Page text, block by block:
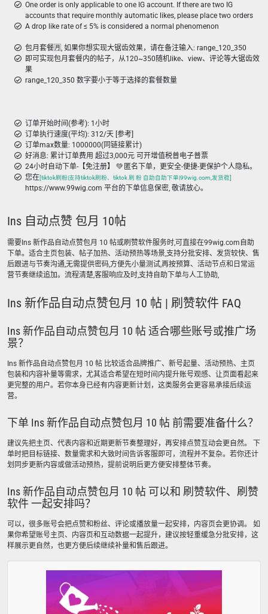
One order is only applicable to one IG account. If there are two IG
accounts that require monthly automatic likes, please place two orders
A drop like rate of ≤ 5% is considered a normal phenomenon
包月套餐🈷️, 如果你想实现大锯齿效果，请在备注输入: range_120_350
即可实现包月套餐内的帖子，从120~350随机like、view、评论等大锯齿效
果
range_120_350 数字要小于等于选择的套餐数量
订单开始时间(参考): 1小时
订单执行速度(平均): 312/天 [参考]
订单max数量: 1000000(同链接累计)
好消息: 累计订单费用 超过3,000元 可开增值税普电子普票
24小时自动下单-【免注册】 💚 匿名下单，更安全-便捷-更保护个人隐私。
您在[tiktok刷粉|支持tiktok刷粉、tiktok 刷 粉 自助自助下单|99wig.com,发货稳]
https://www.99wig.com 平台的下单信息保密, 敬请放心。
Ins 自动点赞 包月 10帖
需要Ins 新作品自动点赞包月 10 帖或刷赞软件服务时,可直接在99wig.com自助
下单。适合主页包装、帖子加热、活动预热等场景,支持分批安排、发货较快、售
后跟进与节奏沟通,无需提供密码,方便先小量测试,再按预算、活动节点和日常运
营节奏继续追加。流程清楚,客服响应及时,支持自助下单与人工协助,
Ins 新作品自动点赞包月 10 帖 | 刷赞软件 FAQ
Ins 新作品自动点赞包月 10 帖 适合哪些账号或推广场
景？
Ins 新作品自动点赞包月 10 帖 比较适合品牌推广、新号起量、活动预热、主页
包装和内容补量等需求，尤其适合希望在短时间内提升账号观感、让页面看起来
更完整的用户。若你本身已经有内容更新计划，这类服务会更容易承接后续运
营。
下单 Ins 新作品自动点赞包月 10 帖 前需要准备什么？
建议先把主页、代表内容和近期更新节奏整理好，再安排点赞互动会更自然。 下
单时把目标链接、数量需求和大致时间告诉客服即可，流程并不复杂。若你还计
划同步更新内容或做活动预热，提前说明后更方便安排整体节奏。
Ins 新作品自动点赞包月 10 帖 可以和 刷赞软件、刷赞
软件 一起安排吗？
可以，很多账号会把点赞和粉丝、评论或播放量一起安排，内容页会更协调。 如
果你希望账号主页、内容页和互动数据一起提升，建议按轻重缓急分批安排，这
样展示更自然，也更方便后续继续补量和售后跟进。